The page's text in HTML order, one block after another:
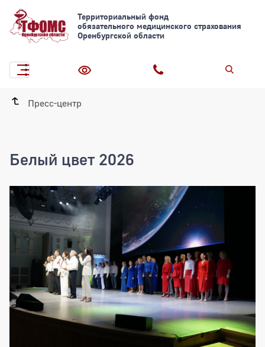
Территориальный фонд
обязательного медицинского страхования
Оренбургской области
Пресс-центр
Белый цвет 2026